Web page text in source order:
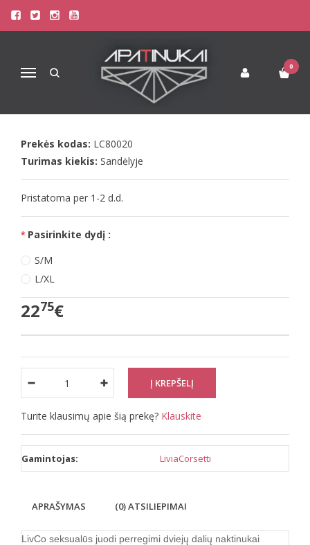
Navigacija
0
Pagrindinis
Apatinis Trikotažas Moterims
Seksualūs Moteriški Apatiniai
LIVCO SEKSUALŪS JUODI PERREGIMI
NAKTINUKAI NICOLINEA
Prekės kodas: LC80020
Turimas kiekis: Sandėlyje
Pristatoma per 1-2 d.d.
Pasirinkite dydį :
S/M
L/XL
2275€
Turite klausimų apie šią prekę? Klauskite
Gamintojas: LiviaCorsetti
APRAŠYMAS (0) ATSILIEPIMAI
LivCo seksualūs juodi perregimi dviejų dalių naktinukai